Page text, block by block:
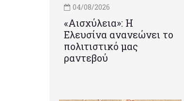
04/08/2026
«Αισχύλεια»: Η
Ελευσίνα ανανεώνει το
πολιτιστικό μας
ραντεβού